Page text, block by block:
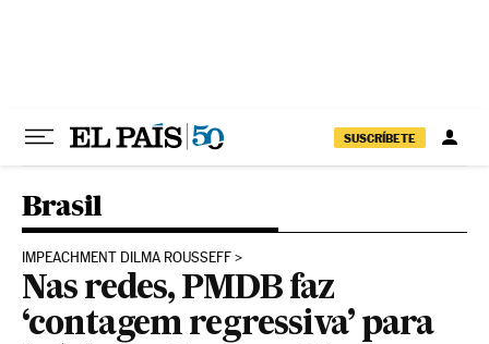
SUSCRÍBETE
Brasil
IMPEACHMENT DILMA ROUSSEFF
Nas redes, PMDB faz
‘contagem regressiva’ para